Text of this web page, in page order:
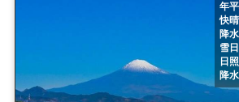
年
快
降
雪
日
降